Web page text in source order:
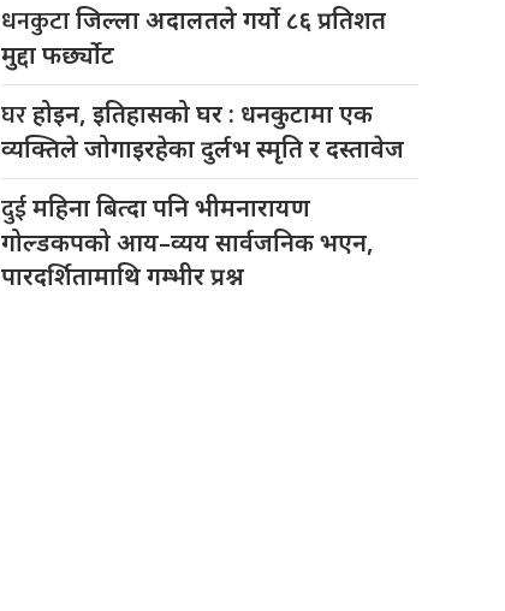
धनकुटाजिल्ला अदालतले गर्यो ८६ प्रतिशत
मुद्दा फर्छ्योट
घरहोइन, इतिहासको घर : धनकुटामा एक
व्यक्तिले जोगाइरहेका दुर्लभ स्मृति र दस्तावेज
दुईमहिना बित्दा पनि भीमनारायण
गोल्डकपको आय–व्यय सार्वजनिक भएन,
पारदर्शितामाथि गम्भीर प्रश्न